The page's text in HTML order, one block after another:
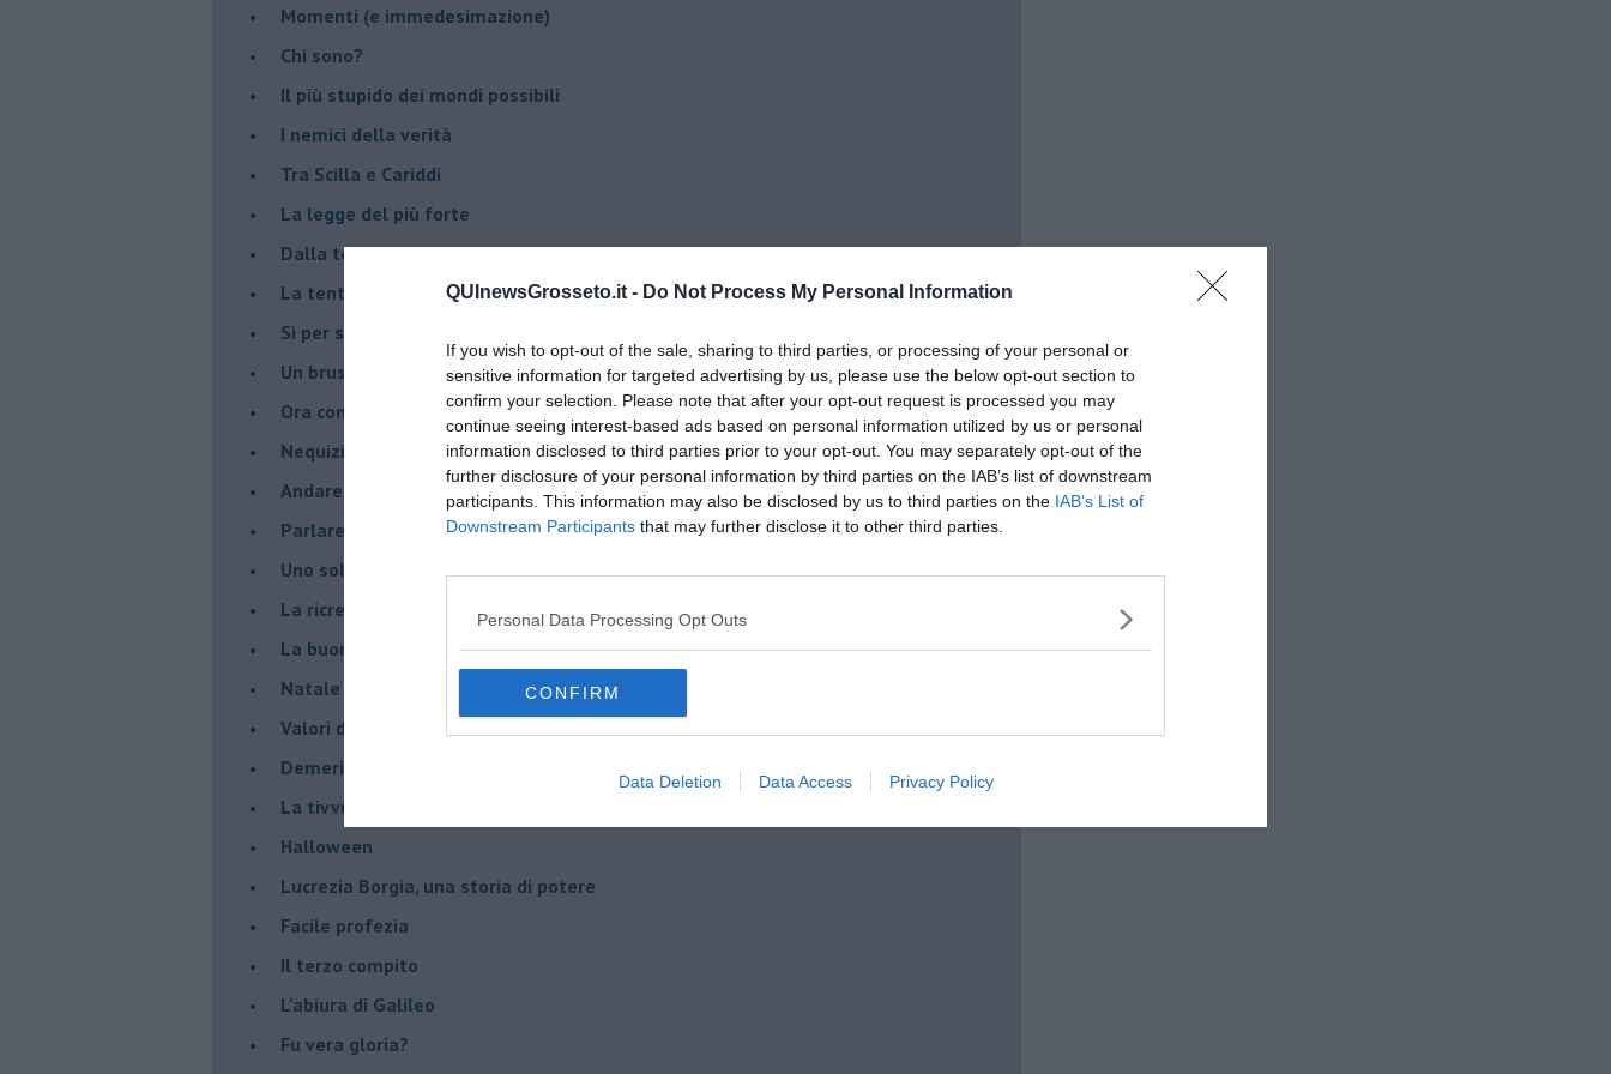
QUInewsGrosseto.it - Do Not Process My Personal Information
If you wish to opt-out of the sale, sharing to third parties, or processing of your personal or
sensitive information for targeted advertising by us, please use the below opt-out section to
confirm your selection. Please note that after your opt-out request is processed you may
continue seeing interest-based ads based on personal information utilized by us or personal
information disclosed to third parties prior to your opt-out. You may separately opt-out of the
further disclosure of your personal information by third parties on the IAB’s list of downstream
participants. This information may also be disclosed by us to third parties on the IAB’s List of
Downstream Participants that may further disclose it to other third parties.
Personal Data Processing Opt Outs
CONFIRM
Data Deletion Data Access Privacy Policy
Momenti (e immedesimazione)
Chi sono?
Il più stupido dei mondi possibili
I nemici della verità
Tra Scilla e Cariddi
La legge del più forte
Dalla terra alla luna
La tentazione
​Sì per sempre? O no al momento?
Un brusco risveglio
Ora come allora
Nequizia
Andare oltre lo specchio
Parlare con la televisione
Uno solo al comando?
La ricreazione è finita
La buona notizia
Natale con l'elmetto
Valori dubbi miti fasulli
Demeritocrazia
La tivvù pallonara
Halloween
​Lucrezia Borgia, una storia di potere
Facile profezia
Il terzo compito
L'abiura di Galileo
Fu vera gloria?